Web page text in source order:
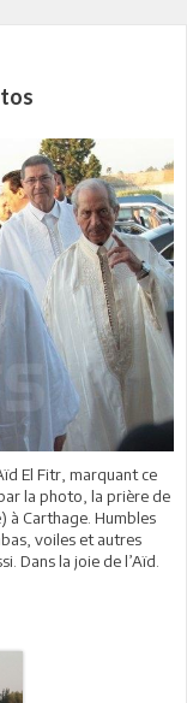
El Fitr, marquant ce
la photo, la prière de
à Carthage. Humbles
voiles et autres
Dans la joie de l’Aïd.